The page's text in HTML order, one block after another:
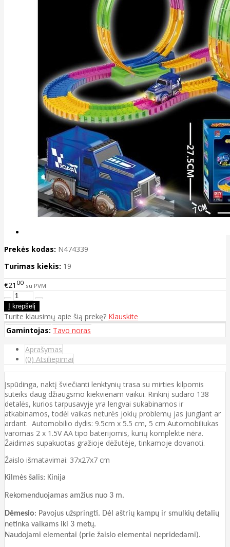
Prekės kodas: N474339
Turimas kiekis: 19
€21 00 su PVM
Turite klausimų apie šią prekę? Klauskite
Gamintojas: Tavo noras
Aprašymas
(0) Atsiliepimai
Įspūdinga, naktį šviečianti lenktynių trasa su mirties kilpomis
suteiks daug džiaugsmo kiekvienam vaikui. Rinkinį sudaro 138
detalės, kurios tarpusavyje yra lengvai sukabinamos ir
atkabinamos, todėl vaikas neturės jokių problemų jas jungiant ar
ardant. Automobilio dydis: 9.5cm x 5.5 cm, 5 cm Automobiliukas
varomas 2 x 1.5V AA tipo baterijomis, kurių komplekte nėra.
Žaidimas supakuotas gražioje dėžutėje, tinkamoje dovanoti.
Žaislo išmatavimai: 37x27x7 cm
Kilmės šalis: Kinija
Rekomenduojamas amžius nuo 3 m.
Dėmesio: Pavojus užspringti. Dėl aštrių kampų ir smulkių detalių
netinka vaikams iki 3 metų.
Naudojami elementai (prie žaislo elementai nepridedami).